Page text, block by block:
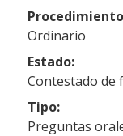
Ordinario
Estado:
Contestado de
Tipo:
Preguntas